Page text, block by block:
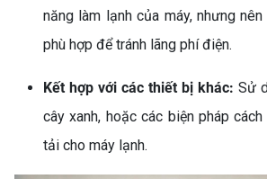
năng làm lạnh của máy, nhưng
phù hợp để tránh lãng phí điện.
Kết hợp với các thiết bị khác: Sử
cây xanh, hoặc các biện pháp
tải cho máy lạnh.